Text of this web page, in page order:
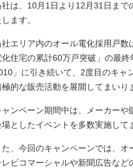
社は、10月1日より12月31日ま
ます。
社エリア内のオール電化採用戸
化住宅の累計60万戸突破」の最
」に引き続いて、2度目のキャ
極的な販売活動を展開してまいり
ャンペーン期間中は、メーカー
場としたイベントを多数実施して
た、今回のキャンペーンでは、
レビコマーシャルや新聞広告など